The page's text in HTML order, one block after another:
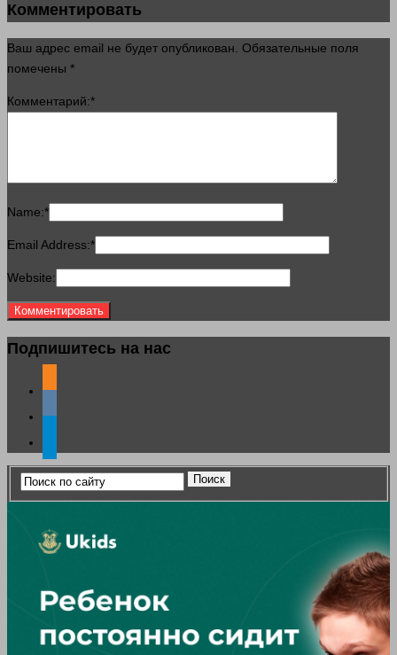
Комментировать
Ваш адрес email не будет опубликован. Обязательные поля
помечены *
Комментарий:*
Name:*
Email Address:*
Website:
Подпишитесь на нас